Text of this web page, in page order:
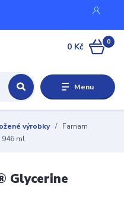
Menu
0
0 Kč
výrobky
Farnam
ml
Glycerine